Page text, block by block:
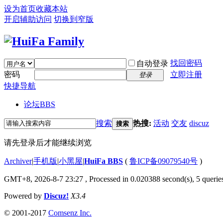
设为首页收藏本站
开启辅助访问 切换到窄版
自动登录 找回密码
密码
登录
立即注册
快捷导航
论坛BBS
搜索 搜索 热搜: 活动 交友 discuz
请先登录后才能继续浏览
Archiver|手机版|小黑屋|HuiFa BBS ( 鲁ICP备09079540号 )
GMT+8, 2026-8-7 23:27 , Processed in 0.020388 second(s), 5
Powered by Discuz! X3.4
© 2001-2017 Comsenz Inc.